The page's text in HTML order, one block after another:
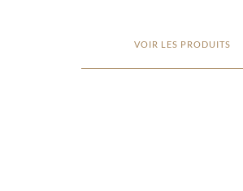
VOIR LES PRODUITS